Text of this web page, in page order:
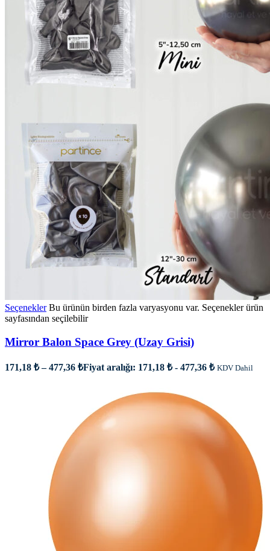
SeçeneklerBu ürünün birden fazla varyasyonu var. Seçenekler ürün
sayfasından seçilebilir
Mirror Balon Space Grey (Uzay Grisi)
171,18 ₺ –477,36 ₺Fiyat aralığı: 171,18 ₺ - 477,36 ₺ KDV Dahil